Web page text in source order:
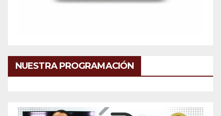
NUESTRA PROGRAMACIÓN